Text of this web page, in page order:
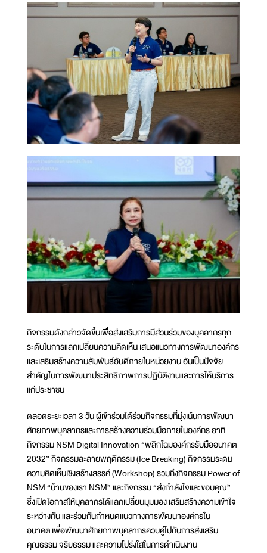
กิจกรรมดังกล่าวจัดขึ้นเพื่อส่งเสริมการมีส่วนร่วมของบุคลากรทุก
ระดับในการแลกเปลี่ยนความคิดเห็น เสนอแนวทางการพัฒนาองค์กร
และเสริมสร้างความสัมพันธ์อันดีภายในหน่วยงาน อันเป็นปัจจัย
สำคัญในการพัฒนาประสิทธิภาพการปฏิบัติงานและการให้บริการ
แก่ประชาชน
ตลอดระยะเวลา 3 วัน ผู้เข้าร่วมได้ร่วมกิจกรรมที่มุ่งเน้นการพัฒนา
ศักยภาพบุคลากรและการสร้างความร่วมมือภายในองค์กร อาทิ
กิจกรรม NSM Digital Innovation “พลิกโฉมองค์กรรับมืออนาคต
2032” กิจกรรมละลายพฤติกรรม (Ice Breaking) กิจกรรมระดม
ความคิดเห็นเชิงสร้างสรรค์ (Workshop) รวมถึงกิจกรรม Power of
NSM “บ้านของเรา NSM” และกิจกรรม “ส่งกำลังใจและขอบคุณ”
ซึ่งเปิดโอกาสให้บุคลากรได้แลกเปลี่ยนมุมมอง เสริมสร้างความเข้าใจ
ระหว่างกัน และร่วมกันกำหนดแนวทางการพัฒนาองค์กรใน
อนาคต เพื่อพัฒนาศักยภาพบุคลากรควบคู่ไปกับการส่งเสริม
คุณธรรม จริยธรรม และความโปร่งใสในการดำเนินงาน